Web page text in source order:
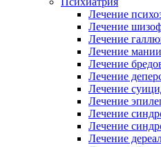
Лечение
Лечение
Лечение
Лечение
Лечение
Лечение
Лечение
Лечение
Лечение
Лечение
Лечение